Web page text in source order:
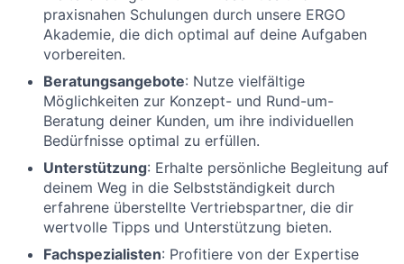
praxisnahen Schulungen durch unsere ERGO
Akademie, die dich optimal auf deine Aufgaben
vorbereiten.
Beratungsangebote: Nutze vielfältige
Möglichkeiten zur Konzept- und Rund-um-
Beratung deiner Kunden, um ihre individuellen
Bedürfnisse optimal zu erfüllen.
Unterstützung: Erhalte persönliche Begleitung auf
deinem Weg in die Selbstständigkeit durch
erfahrene überstellte Vertriebspartner, die dir
wertvolle Tipps und Unterstützung bieten.
Fachspezialisten: Profitiere von der Expertise